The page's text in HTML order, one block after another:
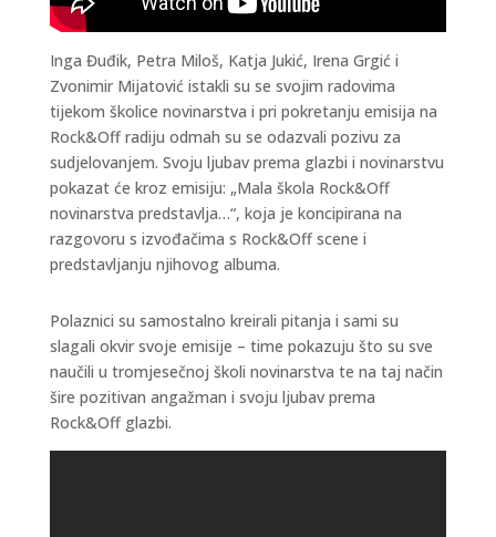
Inga Đuđik, Petra Miloš, Katja Jukić, Irena Grgić i
Zvonimir Mijatović istakli su se svojim radovima
tijekom školice novinarstva i pri pokretanju emisija na
Rock&Off radiju odmah su se odazvali pozivu za
sudjelovanjem. Svoju ljubav prema glazbi i novinarstvu
pokazat će kroz emisiju: „Mala škola Rock&Off
novinarstva predstavlja…“, koja je koncipirana na
razgovoru s izvođačima s Rock&Off scene i
predstavljanju njihovog albuma.
Polaznici su samostalno kreirali pitanja i sami su
slagali okvir svoje emisije – time pokazuju što su sve
naučili u tromjesečnoj školi novinarstva te na taj način
šire pozitivan angažman i svoju ljubav prema
Rock&Off glazbi.